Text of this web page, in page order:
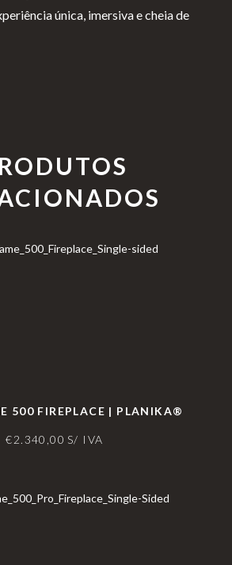
única, imersiva e cheia de
500 FIREPLACE | PLANIKA®
€2.340,00 S/ IVA